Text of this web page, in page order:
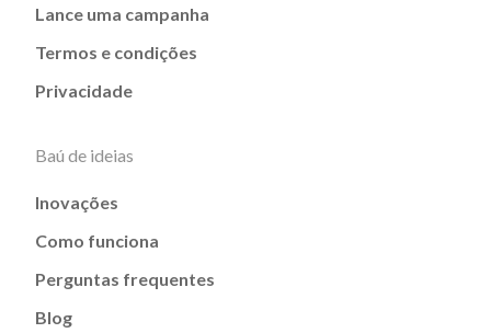
Lance uma campanha
Termos e condições
Privacidade
Baú de ideias
Inovações
Como funciona
Perguntas frequentes
Blog